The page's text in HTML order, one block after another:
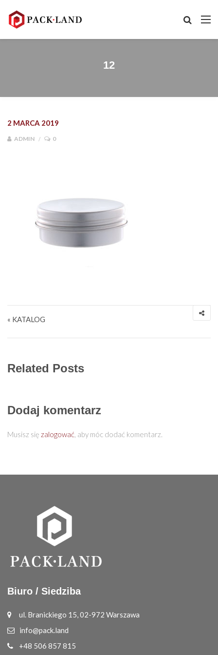
12
2 MARCA 2019
ADMIN 0
« KATALOG
Related Posts
Dodaj komentarz
Musisz się zalogować, aby móc dodać komentarz.
Biuro / Siedziba
ul. Branickiego 15, 02-972 Warszawa
info@pack.land
+48 506 857 815